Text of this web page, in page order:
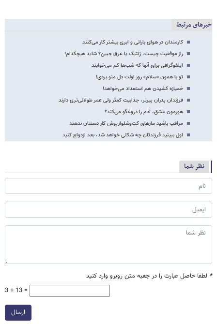
خبرهای مرتبط
کارمندان در هوای بارانی و ابری بیشتر کار می‌کنند
راز موفقیت چیست، ژنتیک یا عرق جبین؟ شاید هیچ‎کدام!
اینفوگرافی برای آنها که شب‏‌ها کم می‏‌خوابند
تو با همون «سلام» روز اولت دل منو بردی!
خمیازه کشیدن هم استعداد می‌خواهد!
فرزندان پدران پیرتر، جذابیت کمتر ولی عمر طولانی‏‏‌تری دارند
هورمون عشق، آدم را دروغگو می‌کند؟
مراقب باشید مارهای کت‌وشلوارپوش کار دستتان ندهند
اول ببینید فرزندتان چه شکلی خواهد شد، بعد ازدواج کنید
نظر شما
* لطفا حاصل عبارت را در جعبه متن روبرو وارد کنید
3 + 13 =
ارسال